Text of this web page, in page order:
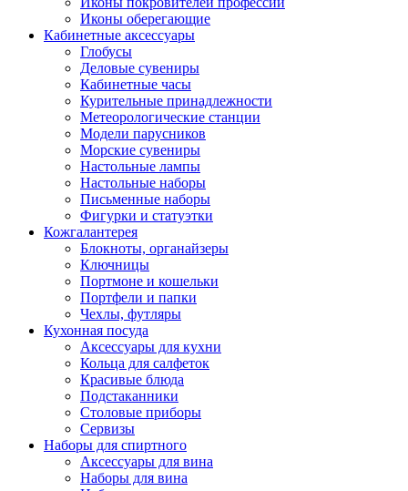
Иконы оберегающие
Кабинетные аксессуары
Глобусы
Деловые сувениры
Кабинетные часы
Курительные принадлежности
Метеорологические станции
Модели парусников
Морские сувениры
Настольные лампы
Настольные наборы
Письменные наборы
Фигурки и статуэтки
Кожгалантерея
Блокноты, органайзеры
Ключницы
Портмоне и кошельки
Портфели и папки
Чехлы, футляры
Кухонная посуда
Аксессуары для кухни
Кольца для салфеток
Красивые блюда
Подстаканники
Столовые приборы
Cервизы
Наборы для спиртного
Аксессуары для вина
Наборы для вина